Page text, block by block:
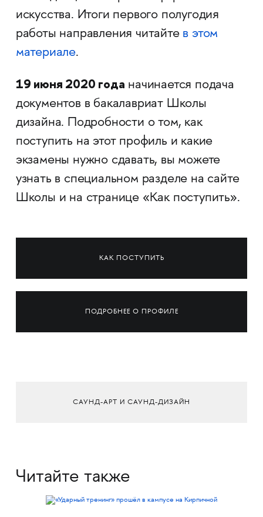
искусства. Итоги первого полугодия
работы направления читайте в этом
материале.
19 июня 2020 года начинается подача
документов в бакалавриат Школы
дизайна. ​​​​​​​Подробности о том, как
поступить на этот профиль и какие
экзамены нужно сдавать, вы можете
узнать в специальном разделе на сайте
Школы и на странице «Как поступить».
КАК ПОСТУПИТЬ
ПОДРОБНЕЕ О ПРОФИЛЕ
САУНД-АРТ И САУНД-ДИЗАЙН
Читайте также